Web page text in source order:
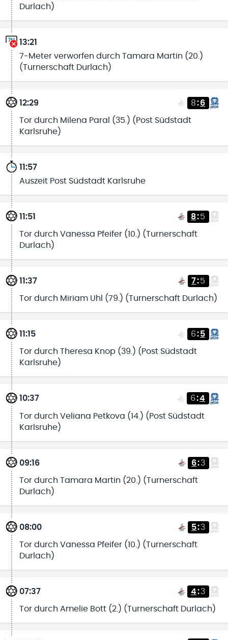
Durlach)
13:21
7-Meter verworfen durch Tamara Martin (20.)
(Turnerschaft Durlach)
12:29 8:6
Tor durch Milena Paral (35.) (Post Südstadt
Karlsruhe)
11:57
Auszeit Post Südstadt Karlsruhe
11:51 8:5
Tor durch Vanessa Pfeifer (10.) (Turnerschaft
Durlach)
11:37 7:5
Tor durch Miriam Uhl (79.) (Turnerschaft Durlach)
11:15 6:5
Tor durch Theresa Knop (39.) (Post Südstadt
Karlsruhe)
10:37 6:4
Tor durch Veliana Petkova (14.) (Post Südstadt
Karlsruhe)
09:16 6:3
Tor durch Tamara Martin (20.) (Turnerschaft
Durlach)
08:00 5:3
Tor durch Vanessa Pfeifer (10.) (Turnerschaft
Durlach)
07:37 4:3
Tor durch Amelie Bott (2.) (Turnerschaft Durlach)